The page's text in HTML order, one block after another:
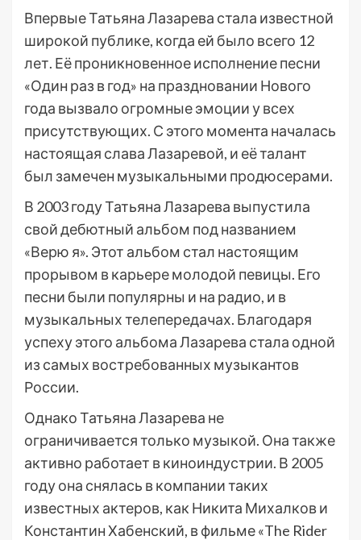
Впервые Татьяна Лазарева стала известной
широкой публике, когда ей было всего 12
лет. Её проникновенное исполнение песни
«Один раз в год» на праздновании Нового
года вызвало огромные эмоции у всех
присутствующих. С этого момента началась
настоящая слава Лазаревой, и её талант
был замечен музыкальными продюсерами.
В 2003 году Татьяна Лазарева выпустила
свой дебютный альбом под названием
«Верю я». Этот альбом стал настоящим
прорывом в карьере молодой певицы. Его
песни были популярны и на радио, и в
музыкальных телепередачах. Благодаря
успеху этого альбома Лазарева стала одной
из самых востребованных музыкантов
России.
Однако Татьяна Лазарева не
ограничивается только музыкой. Она также
активно работает в киноиндустрии. В 2005
году она снялась в компании таких
известных актеров, как Никита Михалков и
Константин Хабенский, в фильме «The Rider